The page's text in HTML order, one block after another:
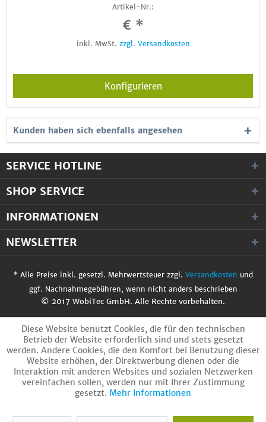
Artikel-Nr.:
€ *
inkl. MwSt. zzgl. Versandkosten
Konfigurieren
Kunden haben sich ebenfalls angesehen
SERVICE HOTLINE
SHOP SERVICE
INFORMATIONEN
NEWSLETTER
* Alle Preise inkl. gesetzl. Mehrwertsteuer zzgl. Versandkosten und
ggf. Nachnahmegebühren, wenn nicht anders beschrieben
© 2017 WobiTec GmbH. Alle Rechte vorbehalten.
Diese Website benutzt Cookies, die für den technischen
Betrieb der Website erforderlich sind und stets gesetzt
werden. Andere Cookies, die den Komfort bei Benutzung dieser
Website erhöhen, der Direktwerbung dienen oder die
Interaktion mit anderen Websites und sozialen Netzwerken
vereinfachen sollen, werden nur mit Ihrer Zustimmung
gesetzt. Mehr Informationen